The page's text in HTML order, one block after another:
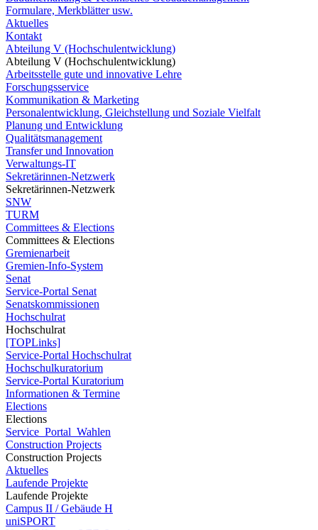
Formulare, Merkblätter usw.
Aktuelles
Kontakt
Abteilung V (Hochschulentwicklung)
Abteilung V (Hochschulentwicklung)
Arbeitsstelle gute und innovative Lehre
Forschungsservice
Kommunikation & Marketing
Personalentwicklung, Gleichstellung und Soziale Vielfalt
Planung und Entwicklung
Qualitätsmanagement
Transfer und Innovation
Verwaltungs-IT
Sekretärinnen-Netzwerk
Sekretärinnen-Netzwerk
SNW
TURM
Committees & Elections
Committees & Elections
Gremienarbeit
Gremien-Info-System
Senat
Service-Portal Senat
Senatskommissionen
Hochschulrat
Hochschulrat
[TOPLinks]
Service-Portal Hochschulrat
Hochschulkuratorium
Service-Portal Kuratorium
Informationen & Termine
Elections
Elections
Service_Portal_Wahlen
Construction Projects
Construction Projects
Aktuelles
Laufende Projekte
Laufende Projekte
Campus II / Gebäude H
uniSPORT